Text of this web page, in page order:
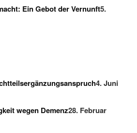
Ein Gebot der Vernunft5.
4. Juni
wegen Demenz28. Februar